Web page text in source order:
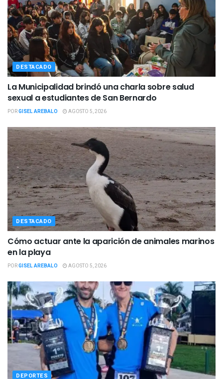
DESTACADO
La Municipalidad brindó una charla sobre salud
sexual a estudiantes de San Bernardo
PORGISEL AREBALO AGOSTO 5, 2026
DESTACADO
Cómo actuar ante la aparición de animales marinos
en la playa
PORGISEL AREBALO AGOSTO 5, 2026
DEPORTES